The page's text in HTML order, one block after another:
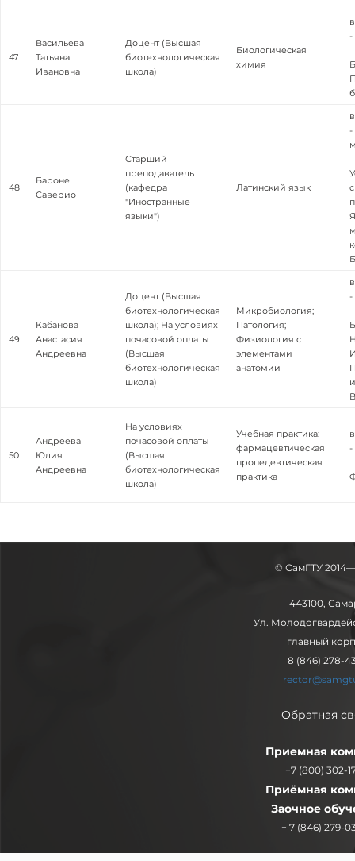
47
Васильева
Татьяна
Ивановна
Доцент (Высшая
биотехнологическая
школа)
Биологическая
химия
-
48
Бароне
Саверио
Старший
преподаватель
(кафедра
"Иностранные
языки")
Латинский язык
-
49
Кабанова
Анастасия
Андреевна
Доцент (Высшая
биотехнологическая
школа); На условиях
почасовой оплаты
(Высшая
биотехнологическая
школа)
Микробиология;
Патология;
Физиология с
элементами
анатомии
-
50
Андреева
Юлия
Андреевна
На условиях
почасовой оплаты
(Высшая
биотехнологическая
школа)
Учебная практика:
фармацевтическая
пропедевтическая
практика
-
© СамГТУ
443100,
Ул.
главный
8 (846) 278-
Обратная
Приемная
+7 (800) 302-
Приёмная
Заочное
+ 7 (846) 279-